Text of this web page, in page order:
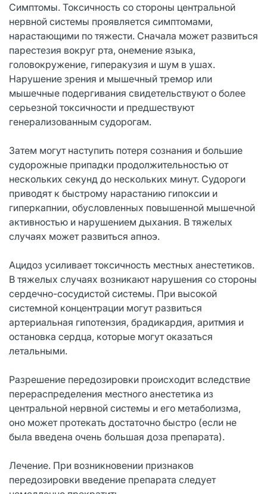
Симптомы. Токсичность со стороны центральной
нервной системы проявляется симптомами,
нарастающими по тяжести. Сначала может развиться
парестезия вокруг рта, онемение языка,
головокружение, гиперакузия и шум в ушах.
Нарушение зрения и мышечный тремор или
мышечные подергивания свидетельствуют о более
серьезной токсичности и предшествуют
генерализованным судорогам.
Затем могут наступить потеря сознания и большие
судорожные припадки продолжительностью от
нескольких секунд до нескольких минут. Судороги
приводят к быстрому нарастанию гипоксии и
гиперкапнии, обусловленных повышенной мышечной
активностью и нарушением дыхания. В тяжелых
случаях может развиться апноэ.
Ацидоз усиливает токсичность местных анестетиков.
В тяжелых случаях возникают нарушения со стороны
сердечно-сосудистой системы. При высокой
системной концентрации могут развиться
артериальная гипотензия, брадикардия, аритмия и
остановка сердца, которые могут оказаться
летальными.
Разрешение передозировки происходит вследствие
перераспределения местного анестетика из
центральной нервной системы и его метаболизма,
оно может протекать достаточно быстро (если не
была введена очень большая доза препарата).
Лечение. При возникновении признаков
передозировки введение препарата следует